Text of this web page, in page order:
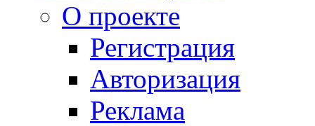
О проекте
Регистрация
Авторизация
Реклама